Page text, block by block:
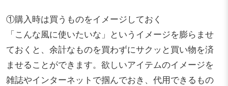
①購入時は買うものをイメージしておく
「こんな風に使いたいな」というイメージを膨らませ
ておくと、余計なものを買わずにサクッと買い物を済
ませることができます。欲しいアイテムのイメージを
雑誌やインターネットで掴んでおき、代用できるもの